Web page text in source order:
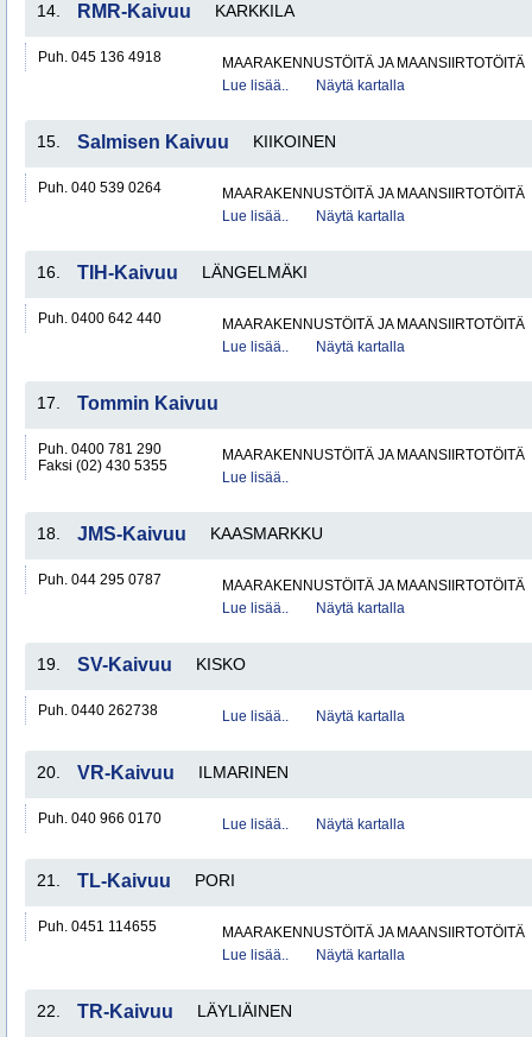
14. RMR-Kaivuu KARKKILA
Puh. 045 136 4918
MAARAKENNUSTÖITÄ JA MAANSIIRTOTÖITÄ
Lue lisää..
Näytä kartalla
15. Salmisen Kaivuu KIIKOINEN
Puh. 040 539 0264
MAARAKENNUSTÖITÄ JA MAANSIIRTOTÖITÄ
Lue lisää..
Näytä kartalla
16. TIH-Kaivuu LÄNGELMÄKI
Puh. 0400 642 440
MAARAKENNUSTÖITÄ JA MAANSIIRTOTÖITÄ
Lue lisää..
Näytä kartalla
17. Tommin Kaivuu
Puh. 0400 781 290
Faksi (02) 430 5355
MAARAKENNUSTÖITÄ JA MAANSIIRTOTÖITÄ
Lue lisää..
18. JMS-Kaivuu KAASMARKKU
Puh. 044 295 0787
MAARAKENNUSTÖITÄ JA MAANSIIRTOTÖITÄ
Lue lisää..
Näytä kartalla
19. SV-Kaivuu KISKO
Puh. 0440 262738 Lue lisää.. Näytä kartalla
20. VR-Kaivuu ILMARINEN
Puh. 040 966 0170 Lue lisää.. Näytä kartalla
21. TL-Kaivuu PORI
Puh. 0451 114655
MAARAKENNUSTÖITÄ JA MAANSIIRTOTÖITÄ
Lue lisää..
Näytä kartalla
22. TR-Kaivuu LÄYLIÄINEN